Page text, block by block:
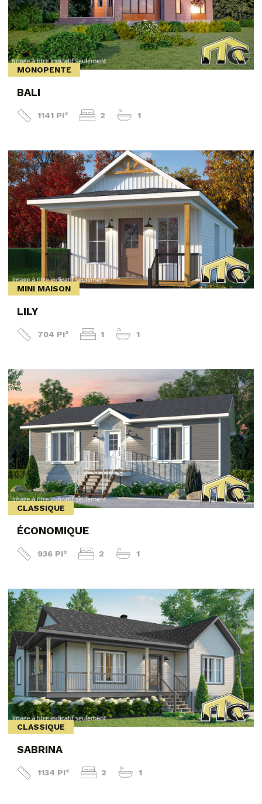
MONOPENTE
BALI
1141 PI² 2 1
MINI MAISON
LILY
704 PI² 1 1
CLASSIQUE
ÉCONOMIQUE
936 PI² 2 1
CLASSIQUE
SABRINA
1134 PI² 2 1